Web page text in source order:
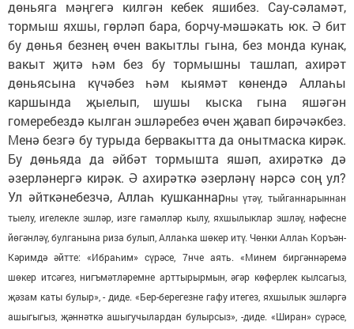
дөньяга мәңгегә килгән кебек яшибез. Сау-сәламәт,
тормыш яхшы, гөрләп бара, борчу-мәшәкать юк. Ә бит
бу дөнья безнең өчен вакытлы гына, без монда кунак,
вакыт җитә һәм без бу тормышны ташлап, ахирәт
дөньясына күчәбез һәм кыямәт көнендә Аллаһы
каршында җыелып, шушы кыска гына яшәгән
гомеребездә кылган эшләребез өчен җавап бирәчәкбез.
Менә безгә бу турыда бервакытта да онытмаска кирәк.
Бу дөньяда да әйбәт тормышта яшәп, ахирәткә дә
әзерләнергә кирәк. Ә ахирәткә әзерләнү нәрсә соң ул?
Ул әйткәнебезчә, Аллаһ кушканнарны үтәү, тыйганнарыннан
тыелу, игелекле эшләр, изге гамәлләр кылу, яхшылыклар эшләү, нәфесне
йөгәнләү, булганына риза булып, Аллаһка шөкер итү. Чөнки Аллаһ Коръән-
Кәримдә әйтте: «Ибраһим» сүрәсе, 7нче аять. «Минем биргәннәремә
шөкер итсәгез, нигъмәтләремне арттырырмын, әгәр көферлек кылсагыз,
җәзам каты булыр», - диде. «Бер-берегезне гафу итегез, яхшылык эшләргә
ашыгыгыз, җәннәткә ашыгучылардан булырсыз», -диде. «Ширан» сүрәсе,